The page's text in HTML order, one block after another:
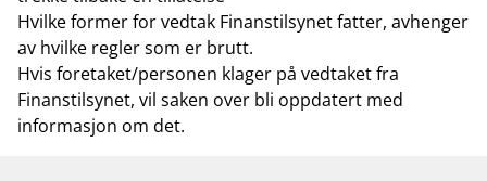
Hvilke former for vedtak Finanstilsynet fatter, avhenger
av hvilke regler som er brutt.
Hvis foretaket/personen klager på vedtaket fra
Finanstilsynet, vil saken over bli oppdatert med
informasjon om det.